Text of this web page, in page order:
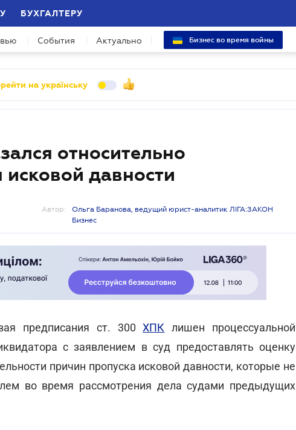
БУХГАЛТЕРУ
События Актуально Бизнес во время войны
на українську
относительно
исковой давности
Автор:
Ольга Баранова, ведущий юрист-аналитик ЛІГА:ЗАКОН
Бизнес
предписания ст. 300ХПК лишен процессуальной
с заявлением в суд предоставлять оценку
причин пропуска исковой давности, которые не
во время рассмотрения дела судами предыдущих